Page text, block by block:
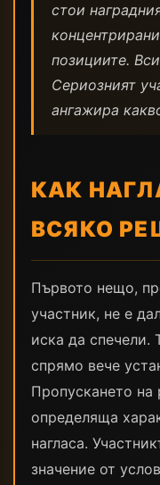
стои
позициите.
Сериозният
ангажира
КАК
ВСЯКО
Първото нещо,
участник, не е
иска да спечели.
спрямо вече
Пропускането на
определяща
нагласа.
значение от